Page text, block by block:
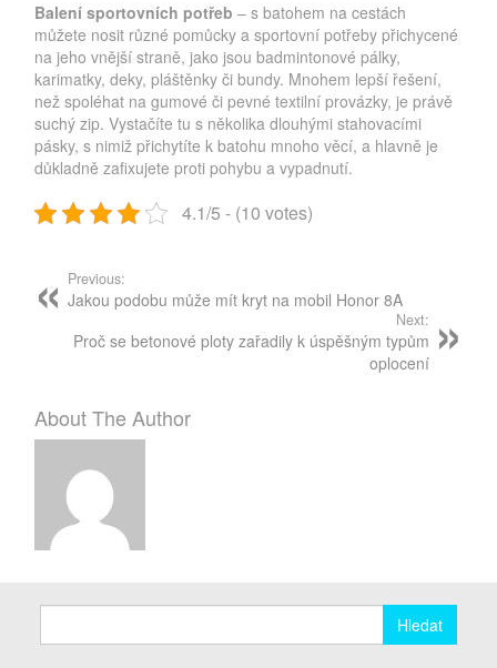
Balení sportovních potřeb – s batohem na cestách
můžete nosit různé pomůcky a sportovní potřeby přichycené
na jeho vnější straně, jako jsou badmintonové pálky,
karimatky, deky, pláštěnky či bundy. Mnohem lepší řešení,
než spoléhat na gumové či pevné textilní provázky, je právě
suchý zip. Vystačíte tu s několika dlouhými stahovacími
pásky, s nimiž přichytíte k batohu mnoho věcí, a hlavně je
důkladně zafixujete proti pohybu a vypadnutí.
4.1/5 - (10 votes)
navigation
Previous:
Jakou podobu může mít kryt na mobil Honor 8A
Next:
Proč se betonové ploty zařadily k úspěšným typům
oplocení
About The Author